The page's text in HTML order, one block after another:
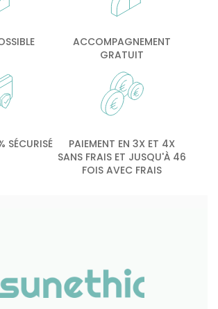
ACCOMPAGNEMENT
GRATUIT
SÉCURISÉ
PAIEMENT EN 3X ET 4X
SANS FRAIS ET JUSQU'À 46
FOIS AVEC FRAIS